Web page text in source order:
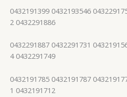
0432191399 0432193546
2 0432291886
0432291887 0432291731
4 0432291749
0432191785 0432191787
1 0432191712